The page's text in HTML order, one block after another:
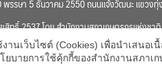
ธิ์ 2537 โดย สำนักงานสภาเกษตรกรแห่งช
านเว็บไซต์ (Cookies) เพื่อนำเสน
ายการใช้คุ้กกี้ของสำนักงานสภาเ